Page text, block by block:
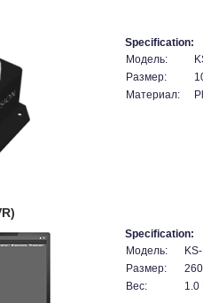
Specification:
Модель:
Размер:
Материал:
Specification:
Модель:
Размер:
Вес:
1.0